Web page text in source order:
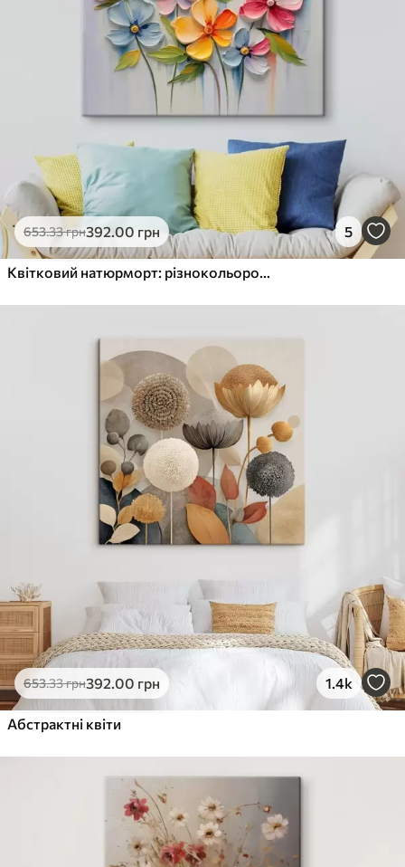
653.33грн392.00 грн 5
Квітковий натюрморт: різнокольорові квіти в техніці імпасто
653.33грн392.00 грн 1.4k
Абстрактні квіти